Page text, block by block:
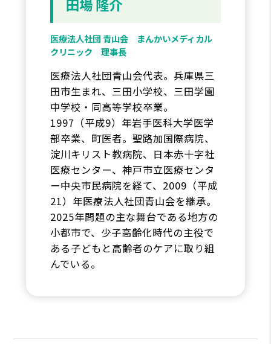
田場 隆介
医療法人社団 青山会 まんかいメディカル
クリニック 理事長
医療法人社団青山会代表。兵庫県三
田市生まれ、三田小学校、三田学園
中学校・同高等学校卒業。
1997（平成9）年岩手医科大学医学
部卒業、町医者。聖路加国際病院、
淀川キリスト教病院、日本赤十字社
医療センター、神戸市立医療センタ
ー中央市民病院を経て、2009（平成
21）年医療法人社団青山会を継承。
2025年問題の主な舞台である地方の
小都市で、少子高齢化時代の主役で
ある子どもと高齢者のケアに取り組
んでいる。